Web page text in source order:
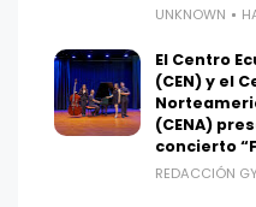
UNKNOWN
El Centro
(CEN) y el
(CENA)
concierto
REDACCIÓN